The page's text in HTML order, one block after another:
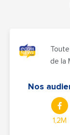
de la
Nos
1,2M